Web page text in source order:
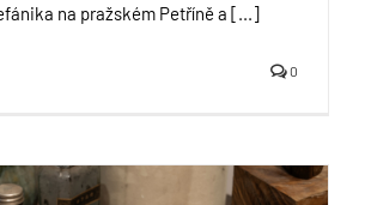
na pražském Petříně a [...]
0